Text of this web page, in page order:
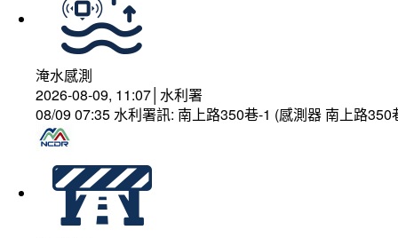
淹水感測
2026-08-09, 11:07│水利署
08/09 07:35 水利署訊: 南上路350巷-1 (感測器 南上路